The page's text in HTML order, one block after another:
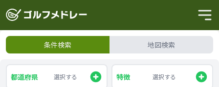
条件検索 地図検索
都道府県 選択する 特徴 選択する